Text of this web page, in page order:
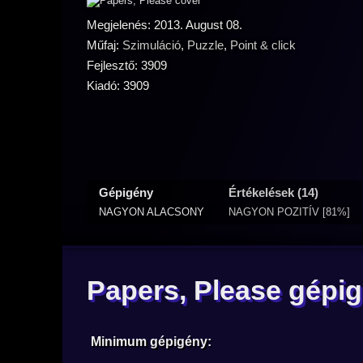
Megjelenés: 2013. August 08.
Műfaj: Szimuláció, Puzzle, Point & click
Fejlesztő: 3909
Kiadó: 3909
Gépigény
NAGYON ALACSONY
Értékelések (14)
NAGYON POZITÍV [81%]
Papers, Please
Minimum gépigény: